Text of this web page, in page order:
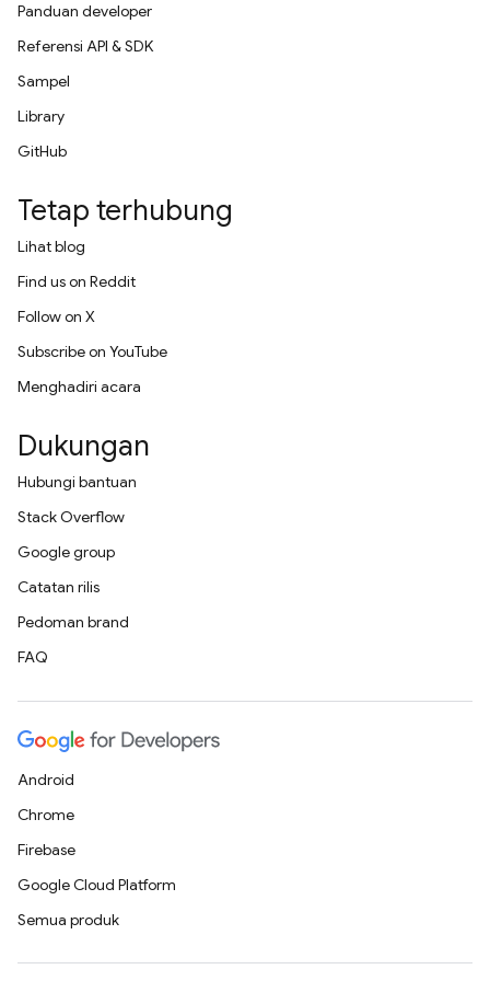
Panduan developer
Referensi API & SDK
Sampel
Library
GitHub
Tetap terhubung
Lihat blog
Find us on Reddit
Follow on X
Subscribe on YouTube
Menghadiri acara
Dukungan
Hubungi bantuan
Stack Overflow
Google group
Catatan rilis
Pedoman brand
FAQ
Android
Chrome
Firebase
Google Cloud Platform
Semua produk